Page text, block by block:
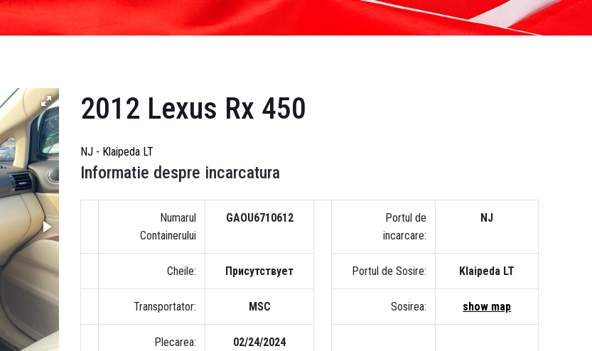
2012 Lexus Rx 450
NJ - Klaipeda LT
Informatie despre incarcatura
Numarul
Containerului
GAOU6710612
Portul de
incarcare:
NJ
Cheile: Присутствует Portul de Sosire: Klaipeda LT
Transportator: MSC Sosirea: show map
Plecarea: 02/24/2024